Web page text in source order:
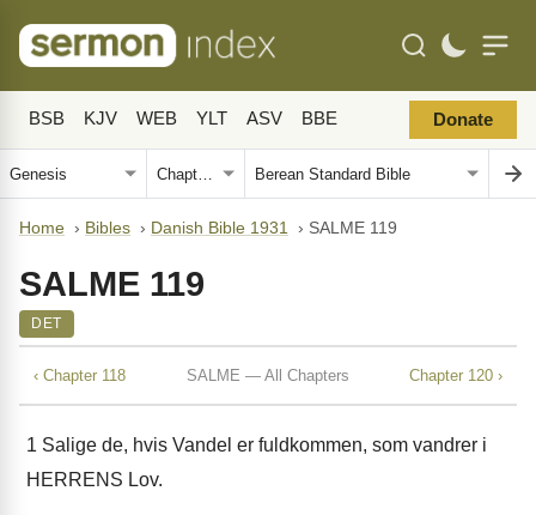
BSB KJV WEB YLT ASV BBE Donate
Home › Bibles › Danish Bible 1931 › SALME 119
SALME 119
DET
‹ Chapter 118 SALME — All Chapters Chapter 120 ›
1 Salige de, hvis Vandel er fuldkommen, som vandrer i
HERRENS Lov.